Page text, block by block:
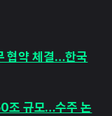
협약 체결…한국
조 규모…수주 논